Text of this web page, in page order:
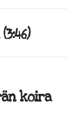
koira